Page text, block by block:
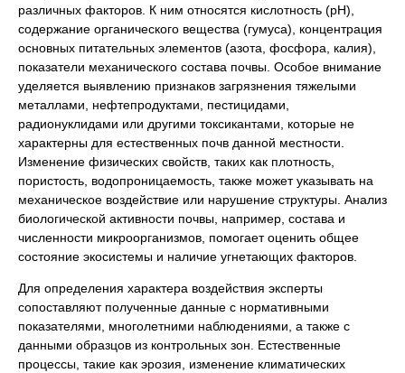
различных факторов. К ним относятся кислотность (pH),
содержание органического вещества (гумуса), концентрация
основных питательных элементов (азота, фосфора, калия),
показатели механического состава почвы. Особое внимание
уделяется выявлению признаков загрязнения тяжелыми
металлами, нефтепродуктами, пестицидами,
радионуклидами или другими токсикантами, которые не
характерны для естественных почв данной местности.
Изменение физических свойств, таких как плотность,
пористость, водопроницаемость, также может указывать на
механическое воздействие или нарушение структуры. Анализ
биологической активности почвы, например, состава и
численности микроорганизмов, помогает оценить общее
состояние экосистемы и наличие угнетающих факторов.
Для определения характера воздействия эксперты
сопоставляют полученные данные с нормативными
показателями, многолетними наблюдениями, а также с
данными образцов из контрольных зон. Естественные
процессы, такие как эрозия, изменение климатических